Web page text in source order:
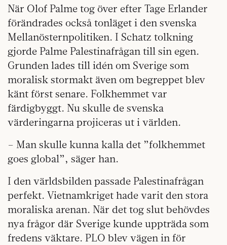
När Olof Palme tog över efter Tage Erlander
förändrades också tonläget i den svenska
Mellanösternpolitiken. I Schatz tolkning
gjorde Palme Palestinafrågan till sin egen.
Grunden lades till idén om Sverige som
moralisk stormakt även om begreppet blev
känt först senare. Folkhemmet var
färdigbyggt. Nu skulle de svenska
värderingarna projiceras ut i världen.
– Man skulle kunna kalla det ”folkhemmet
goes global”, säger han.
I den världsbilden passade Palestinafrågan
perfekt. Vietnamkriget hade varit den stora
moraliska arenan. När det tog slut behövdes
nya frågor där Sverige kunde uppträda som
fredens väktare. PLO blev vägen in för